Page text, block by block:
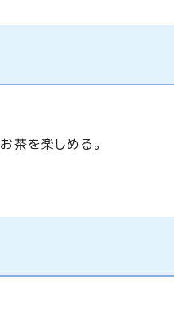
茶を楽しめる。